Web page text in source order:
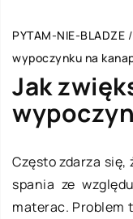
PYTAM-NIE-BLADZE /
wypoczynku na
Jak
Często zdarza się,
spania ze
materac. Problem